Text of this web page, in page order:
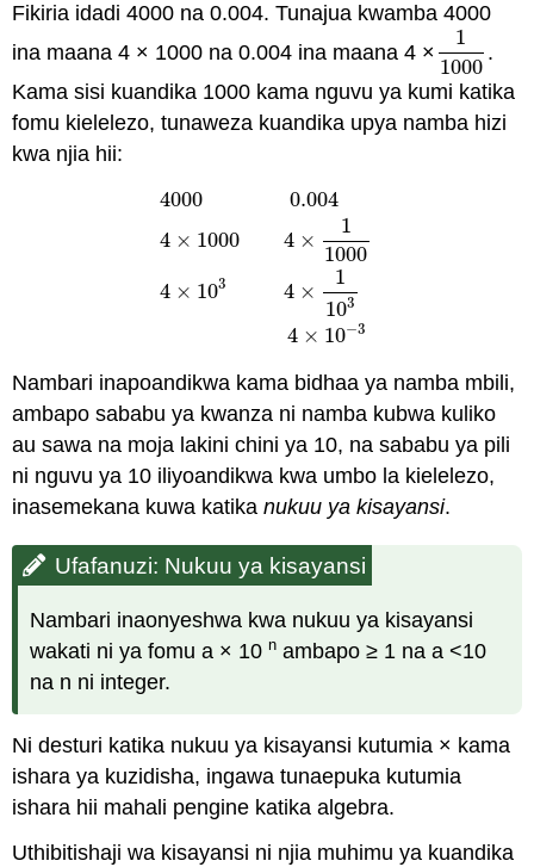
Fikiria idadi 4000 na 0.004. Tunajua kwamba 4000
ina maana 4 × 1000 na 0.004 ina maana 4 ×
1
1000
11000.
Kama sisi kuandika 1000 kama nguvu ya kumi katika
fomu kielelezo, tunaweza kuandika upya namba hizi
kwa njia hii:
4000
0.004
4 × 1000 4 ×
1
1000
4 × 103 4 ×
1
103
4 × 10−3
10004×1
Nambari inapoandikwa kama bidhaa ya namba mbili,
ambapo sababu ya kwanza ni namba kubwa kuliko
au sawa na moja lakini chini ya 10, na sababu ya pili
ni nguvu ya 10 iliyoandikwa kwa umbo la kielelezo,
inasemekana kuwa katikanukuu ya kisayansi.
Ufafanuzi: Nukuu ya kisayansi
Nambari inaonyeshwa kwa nukuu ya kisayansi
wakati ni ya fomu a × 10 n ambapo ≥ 1 na a <10
na n ni integer.
Ni desturi katika nukuu ya kisayansi kutumia × kama
ishara ya kuzidisha, ingawa tunaepuka kutumia
ishara hii mahali pengine katika algebra.
Uthibitishaji wa kisayansi ni njia muhimu ya kuandika